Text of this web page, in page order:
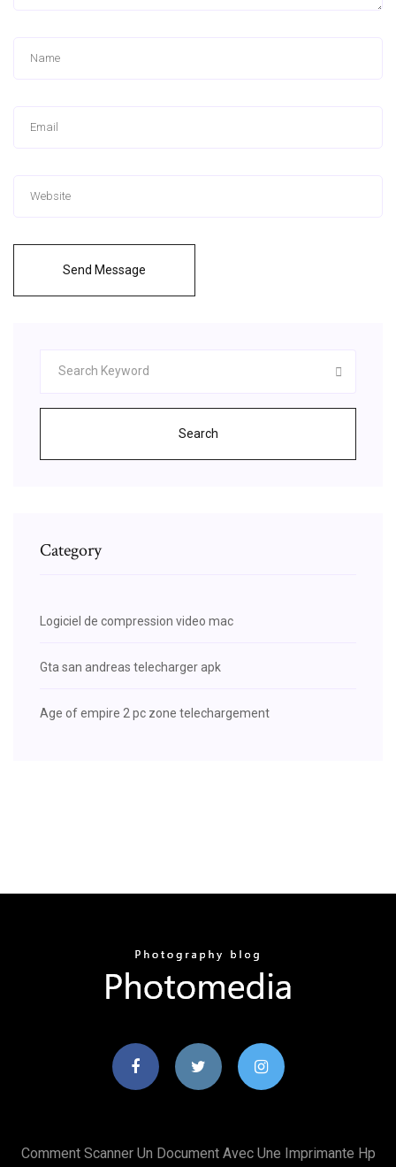
Send Message
Search
Category
Logiciel de compression video mac
Gta san andreas telecharger apk
Age of empire 2 pc zone telechargement
Comment Scanner Un Document Avec Une Imprimante Hp